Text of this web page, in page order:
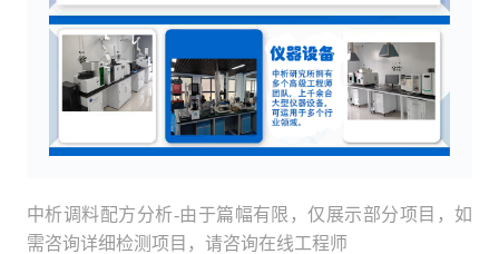
中析调料配方分析-由于篇幅有限，仅展示部分项目，如
需咨询详细检测项目，请咨询在线工程师